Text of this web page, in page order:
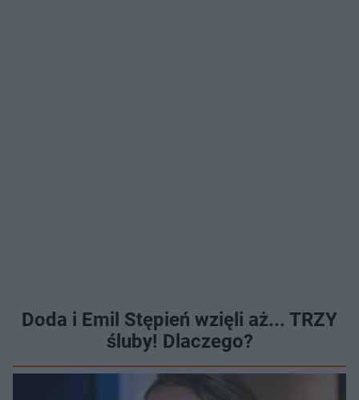
Doda i Emil Stępień wzięli aż... TRZY
śluby! Dlaczego?